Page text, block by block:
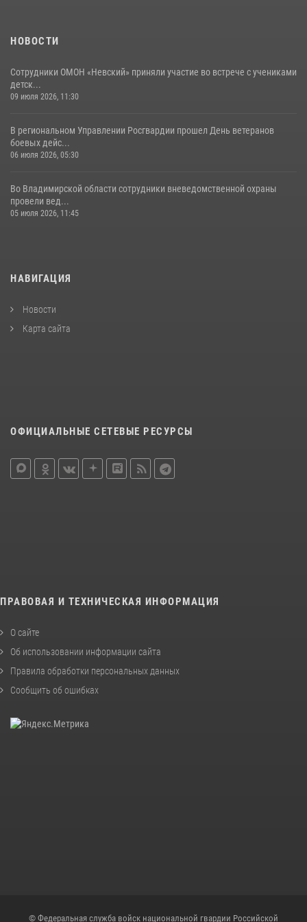
НОВОСТИ
Сотрудники ОМОН «Невский» приняли участие во встрече с учениками
детск...
09 июля 2026, 11:30
В региональном Управлении Росгвардии прошел День ветеранов
боевых дейс...
06 июля 2026, 05:30
Во Владимирской области сотрудники вневедомственной охраны
провели вед...
05 июля 2026, 11:45
НАВИГАЦИЯ
Новости
Карта сайта
ОФИЦИАЛЬНЫЕ СЕТЕВЫЕ РЕСУРСЫ
ПРАВОВАЯ И ТЕХНИЧЕСКАЯ ИНФОРМАЦИЯ
О сайте
Об использовании информации сайта
Правила обработки персональных данных
Сообщить об ошибках
© Федеральная служба войск национальной гвардии Российской